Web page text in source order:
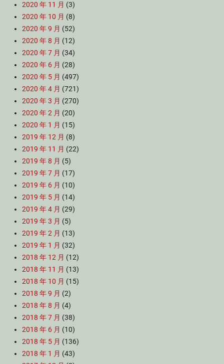
2020 年 11 月 (3)
2020 年 10 月 (8)
2020 年 9 月 (52)
2020 年 8 月 (12)
2020 年 7 月 (34)
2020 年 6 月 (28)
2020 年 5 月 (497)
2020 年 4 月 (721)
2020 年 3 月 (270)
2020 年 2 月 (20)
2020 年 1 月 (15)
2019 年 12 月 (8)
2019 年 11 月 (22)
2019 年 8 月 (5)
2019 年 7 月 (17)
2019 年 6 月 (10)
2019 年 5 月 (14)
2019 年 4 月 (29)
2019 年 3 月 (5)
2019 年 2 月 (13)
2019 年 1 月 (32)
2018 年 12 月 (12)
2018 年 11 月 (13)
2018 年 10 月 (15)
2018 年 9 月 (2)
2018 年 8 月 (4)
2018 年 7 月 (38)
2018 年 6 月 (10)
2018 年 5 月 (136)
2018 年 1 月 (43)